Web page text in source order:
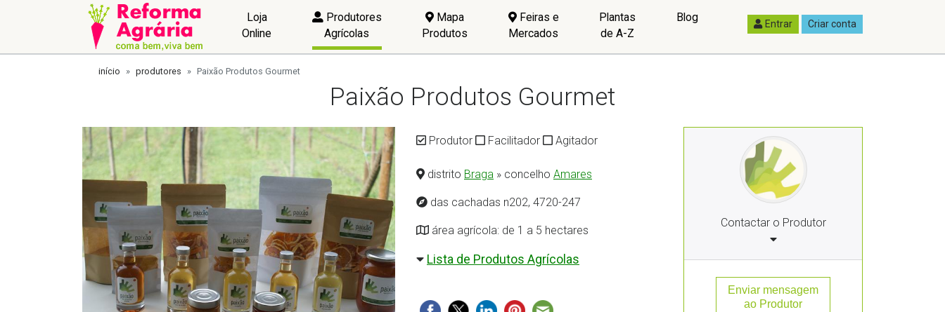
Loja
Online
Produtores
Agrícolas
Mapa
Produtos
Feiras e
Mercados
Plantas
de A-Z
Blog Entrar Criar conta
início produtores Paixão Produtos Gourmet
Paixão Produtos Gourmet
Produtor Facilitador Agitador
distrito Braga » concelho Amares
das cachadas n202, 4720-247
área agrícola: de 1 a 5 hectares
Lista de Produtos Agrícolas
Contactar o Produtor
Enviar mensagem
ao Produtor